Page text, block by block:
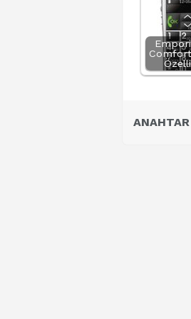
ANAHTAR